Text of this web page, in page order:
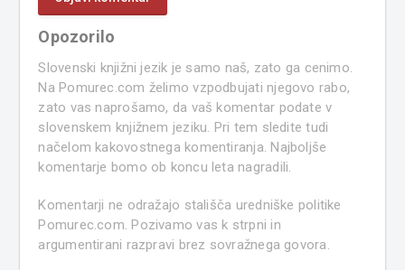
Opozorilo
Slovenski knjižni jezik je samo naš, zato ga cenimo.
Na Pomurec.com želimo vzpodbujati njegovo rabo,
zato vas naprošamo, da vaš komentar podate v
slovenskem knjižnem jeziku. Pri tem sledite tudi
načelom kakovostnega komentiranja. Najboljše
komentarje bomo ob koncu leta nagradili.
Komentarji ne odražajo stališča uredniške politike
Pomurec.com. Pozivamo vas k strpni in
argumentirani razpravi brez sovražnega govora.